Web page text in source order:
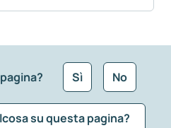
Sì No
su questa pagina?